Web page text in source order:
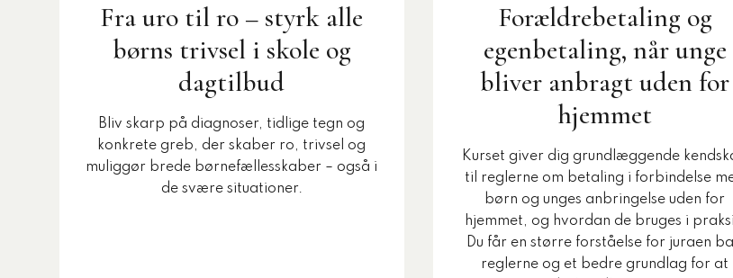
Fra uro til ro – styrk alle
børns trivsel i skole og
dagtilbud
Bliv skarp på diagnoser, tidlige tegn og
konkrete greb, der skaber ro, trivsel og
muliggør brede børnefællesskaber – også i
de svære situationer.
Forældrebetaling og
egenbetaling, når unge
bliver anbragt uden for
hjemmet
Kurset giver dig grundlæggende
til reglerne om betaling i forbindelse
børn og unges anbringelse uden for
hjemmet, og hvordan de bruges i
Du får en større forståelse for juraen
reglerne og et bedre grundlag for at